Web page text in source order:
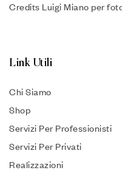
Credits Luigi Miano per
Link Utili
Chi Siamo
Shop
Servizi Per Professionisti
Servizi Per Privati
Realizzazioni